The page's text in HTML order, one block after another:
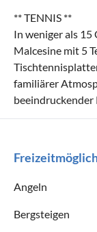
** TENNIS **
In weniger als 15
Malcesine mit 5
familiärer
beeindruckender
Angeln
Bergsteigen